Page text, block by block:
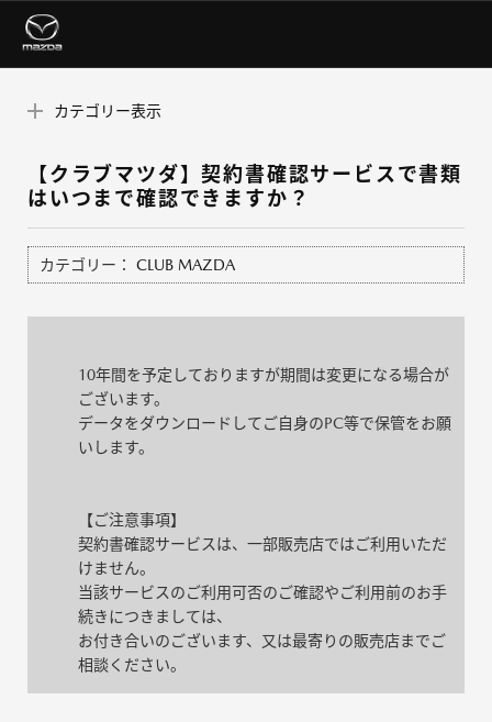
カテゴリー表示
【クラブマツダ】契約書確認サービスで書類
はいつまで確認できますか？
カテゴリー： CLUB MAZDA
10年間を予定しておりますが期間は変更になる場合が
ございます。
データをダウンロードしてご自身のPC等で保管をお願
いします。
【ご注意事項】
契約書確認サービスは、一部販売店ではご利用いただ
けません。
当該サービスのご利用可否のご確認やご利用前のお手
続きにつきましては、
お付き合いのございます、又は最寄りの販売店までご
相談ください。